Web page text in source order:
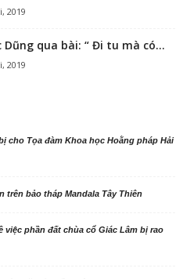
2019
qua bài: “ Đi tu mà có...
2019
cho Tọa đàm Khoa học Hoằng pháp Hải
trên bảo tháp Mandala Tây Thiên
việc phần đất chùa cổ Giác Lâm bị rao